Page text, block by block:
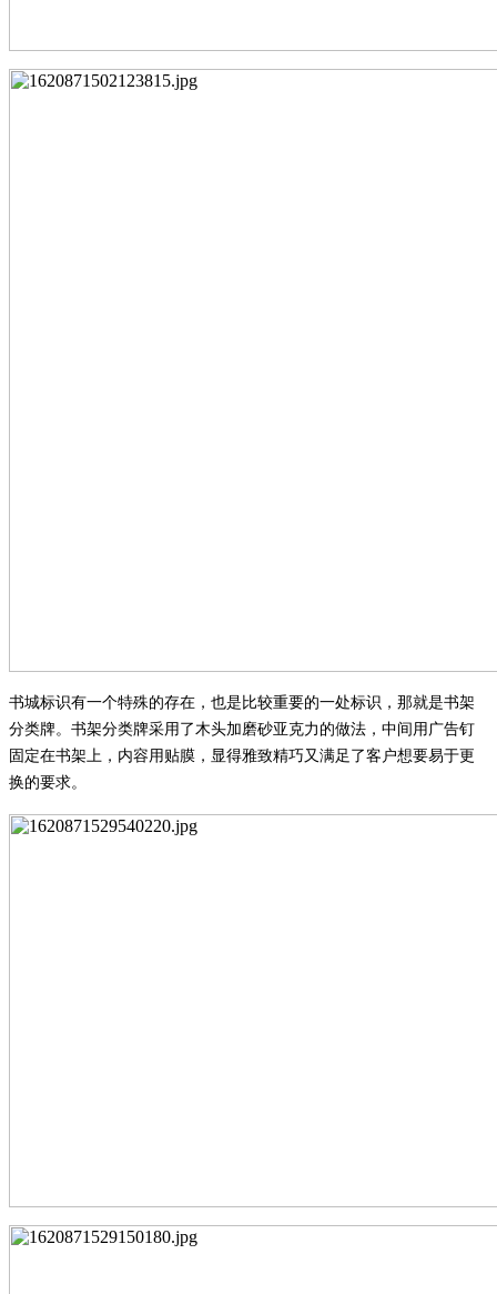
书城标识有一个特殊的存在，也是比较重要的一处标识，那就是书架
分类牌。书架分类牌采用了木头加磨砂亚克力的做法，中间用广告钉
固定在书架上，内容用贴膜，显得雅致精巧又满足了客户想要易于更
换的要求。